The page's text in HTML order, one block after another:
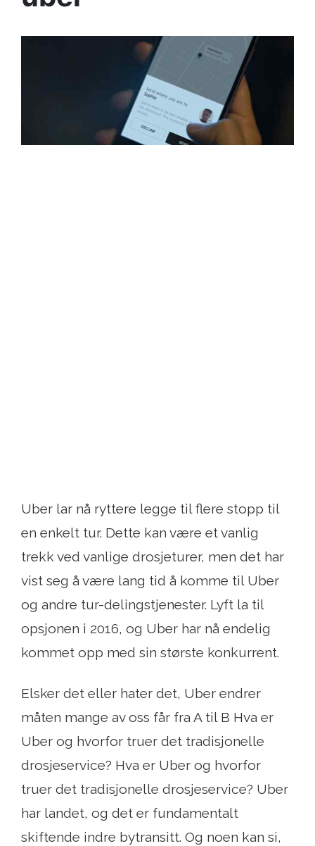
Uber lar nå ryttere legge til flere stopp til
en enkelt tur. Dette kan være et vanlig
trekk ved vanlige drosjeturer, men det har
vist seg å være lang tid å komme til Uber
og andre tur-delingstjenester. Lyft la til
opsjonen i 2016, og Uber har nå endelig
kommet opp med sin største konkurrent.
Elsker det eller hater det, Uber endrer
måten mange av oss får fra A til B Hva er
Uber og hvorfor truer det tradisjonelle
drosjeservice? Hva er Uber og hvorfor
truer det tradisjonelle drosjeservice? Uber
har landet, og det er fundamentalt
skiftende indre bytransitt. Og noen kan si,